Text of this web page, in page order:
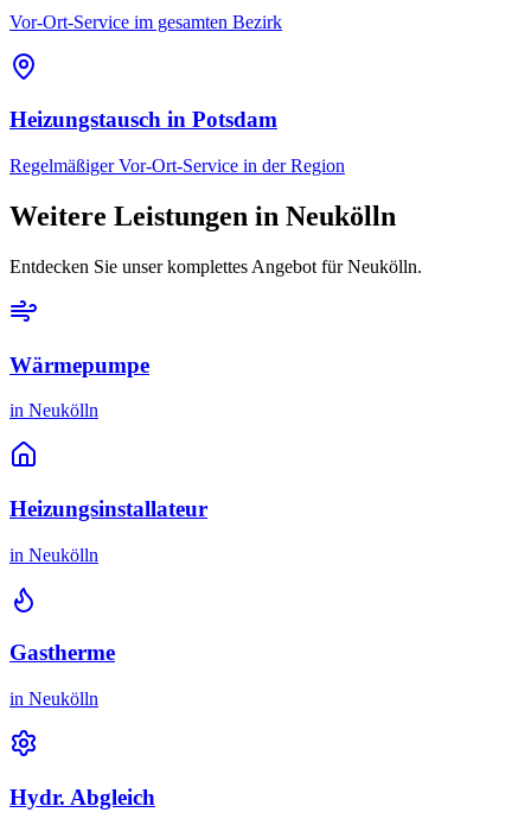
Vor-Ort-Service im gesamten Bezirk
Heizungstausch in Potsdam
Regelmäßiger Vor-Ort-Service in der Region
Weitere Leistungen in Neukölln
Entdecken Sie unser komplettes Angebot fürNeukölln.
Wärmepumpe
in Neukölln
Heizungsinstallateur
in Neukölln
Gastherme
in Neukölln
Hydr. Abgleich